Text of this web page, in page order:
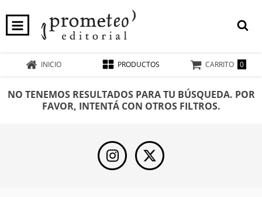
INICIO PRODUCTOS CARRITO 0
NO TENEMOS RESULTADOS PARA TU BÚSQUEDA. POR
FAVOR, INTENTÁ CON OTROS FILTROS.